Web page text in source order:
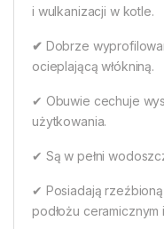
i wulkanizacji w kotle.
✔ Dobrze
ocieplającą włókniną.
✔ Obuwie cechuje
użytkowania.
✔ Są w pełni
✔ Posiadają
podłożu ceramicznym